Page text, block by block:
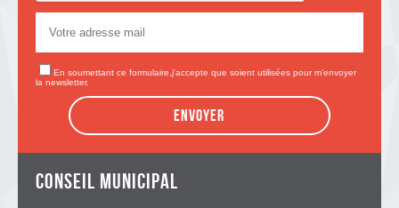
En soumettant ce formulaire,j'accepte que soient utilisées pour m’envoyer
la newsletter.
Envoyer
conseil municipal